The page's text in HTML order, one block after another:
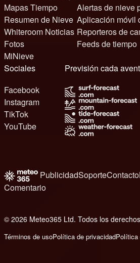
Mapas Tiempo
Resumen de Nieve
Whiteroom Noticias
Fotos
MiNieve
Alertas de nieve
Aplicación móvil
Reporteros de
Feeds de tiempo
Sociales
Facebook
Instagram
TikTok
YouTube
Previsión cada
PublicidadSoporteContacto
Comentario
© 2026 Meteo365 Ltd. Todos los
Términos de usoPolítica de privacidadPolítica